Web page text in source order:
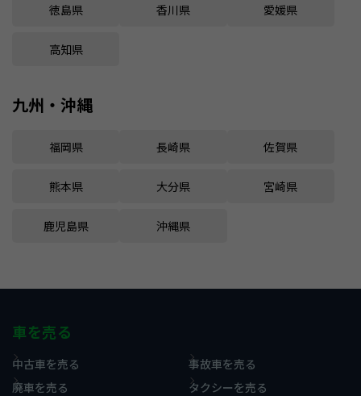
徳島県 香川県 愛媛県
高知県
九州・沖縄
福岡県 長崎県 佐賀県
熊本県 大分県 宮崎県
鹿児島県 沖縄県
車を売る
中古車を売る
事故車を売る
廃車を売る
タクシーを売る